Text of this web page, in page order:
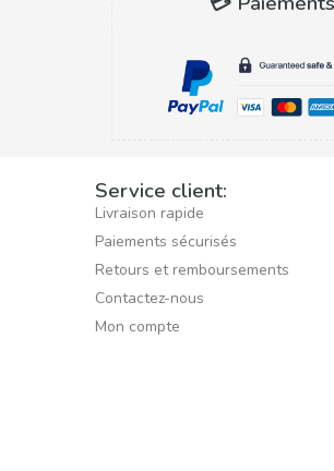
Service client:
Livraison rapide
Paiements sécurisés
Retours et remboursements
Contactez-nous
Mon compte